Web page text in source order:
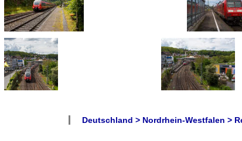
Deutschland > Nordrhein-Westfalen >